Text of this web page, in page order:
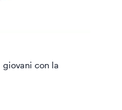
con la